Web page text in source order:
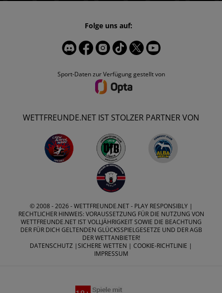
Sport-Daten zur Verfügung gestellt von
Folge uns auf:
WETTFREUNDE.NET IST STOLZER PARTNER VON
© 2008 - 2026 -WETTFREUNDE.NET- PLAY RESPONSIBLY |
RECHTLICHER HINWEIS: VORAUSSETZUNG FÜR DIE NUTZUNG VON
WETTFREUNDE.NET IST VOLLJÄHRIGKEIT SOWIE DIE BEACHTUNG
DER FÜR DICH GELTENDEN GLÜCKSSPIELGESETZE UND DER AGB
DER WETTANBIETER!
DATENSCHUTZ |SICHERE WETTEN | COOKIE-RICHTLINIE |
IMPRESSUM